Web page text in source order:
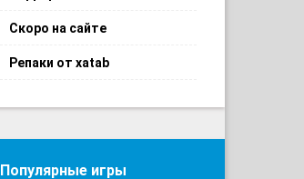
Скоро на сайте
Репаки от xatab
Популярные игры